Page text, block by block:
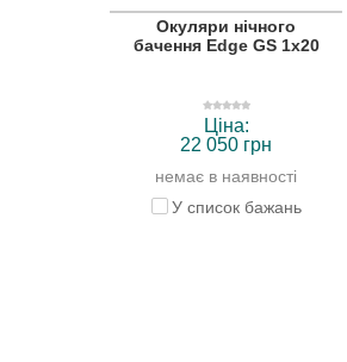
Окуляри нічного
бачення Edge GS 1x20
Ціна:
22 050 грн
немає в наявності
У список бажань